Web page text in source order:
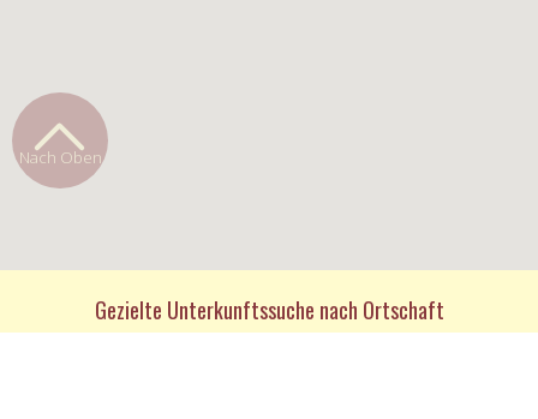
Gezielte Unterkunftssuche nach Ortschaft
Nach Oben